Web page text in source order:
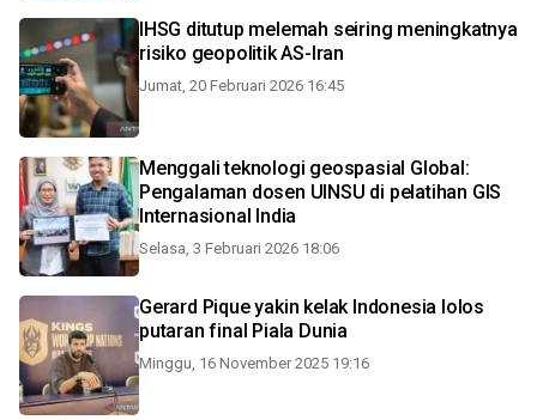
IHSG ditutup melemah seiring meningkatnya
risiko geopolitik AS-Iran
Jumat, 20 Februari 2026 16:45
Menggali teknologi geospasial Global:
Pengalaman dosen UINSU di pelatihan GIS
Internasional India
Selasa, 3 Februari 2026 18:06
Gerard Pique yakin kelak Indonesia lolos
putaran final Piala Dunia
Minggu, 16 November 2025 19:16